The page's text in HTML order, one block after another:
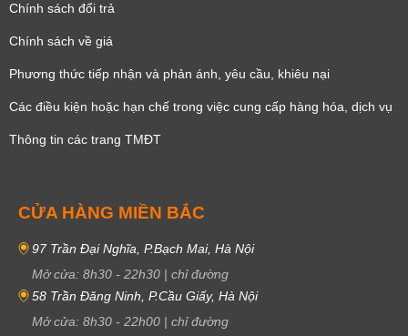
Chính sách đổi trả
Chính sách về giá
Phương thức tiếp nhận và phản ánh, yêu cầu, khiêu nại
Các điều kiện hoặc hạn chế trong việc cung cấp hàng hóa, dịch vụ
Thông tin các trang TMĐT
CỬA HÀNG MIỀN BẮC
97 Trần Đại Nghĩa, P.Bạch Mai, Hà Nội
Mở cửa: 8h30 - 22h30 | chỉ đường
58 Trần Đăng Ninh, P.Cầu Giấy, Hà Nội
Mở cửa: 8h30 - 22h00 | chỉ đường